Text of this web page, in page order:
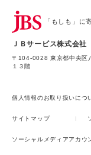
「もしも」に
ＪＢサービス株式会
〒104-0028 東京都中央区
１３階
個人情報のお取り扱いにつ
サイトマップ
ソーシャルメディアアカウ